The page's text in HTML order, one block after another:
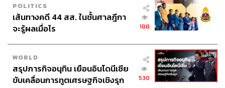
POLITICS
เส้นทางคดี 44 สส. ในชั้นศาลฎีกา
จะรู้ผลเมื่อไร
188
WORLD
สรุปภารกิจอนุทิน เยือนอินโดนีเซีย
ขับเคลื่อนการทูตเศรษฐกิจเชิงรุก
530